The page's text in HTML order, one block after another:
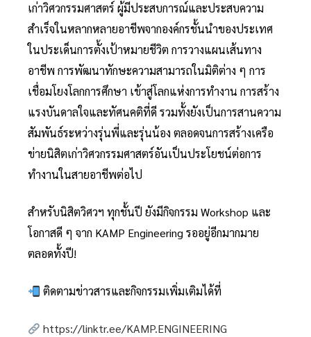
เก่าวิศวกรรมศาสตร์ ผู้มีประสบการณ์และประสบความ
สำเร็จในหลากหลายอาชีพจากองค์กรชั้นนำของประเทศ
ในประเด็นการตั้งเป้าหมายชีวิต การวางแผนเส้นทาง
อาชีพ การพัฒนาทักษะความสามารถในมิติต่าง ๆ การ
เชื่อมโยงโลกการศึกษา เข้าสู่โลกแห่งการทำงาน การสร้าง
แรงบันดาลใจและทัศนคติที่ดี รวมทั้งยังเป็นการสานความ
สัมพันธ์ระหว่างรุ่นพี่และรุ่นน้อง ตลอดจนการสร้างเครือ
ข่ายนิสิตเก่าวิศวกรรมศาสตร์อันเป็นประโยชน์ต่อการ
ทำงานในสายอาชีพต่อไป
สำหรับนิสิตวิศวฯ ทุกชั้นปี ยังมีกิจกรรม Workshop และ
โอกาสดี ๆ จาก KAMP Engineering รออยู่อีกมากมาย
ตลอดทั้งปี!
ติดตามข่าวสารและกิจกรรมเพิ่มเติมได้ที่
https://linktr.ee/KAMP.ENGINEERING